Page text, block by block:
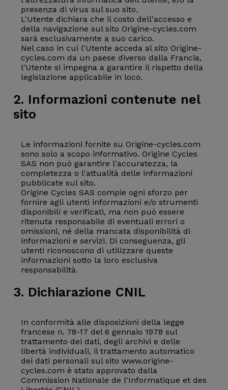
presenza di virus sul suo sito.
L'Utente dichiara che il costo dell'accesso e
della navigazione sul sito Origine-cycles.com
sarà esclusivamente a suo carico.
Nel caso in cui l'Utente acceda al sito Origine-
cycles.com da un paese diverso dalla Francia,
l'Utente si impegna a garantire il rispetto della
legislazione applicabile in loco.
2. Informazioni contenute nel
sito
Le informazioni fornite su Origine-cycles.com
sono solo a scopo informativo. Origine Cycles
SAS non può garantire l'accuratezza, la
completezza o l'attualità delle informazioni
pubblicate sul sito.
Origine Cycles SAS compie ogni sforzo per
fornire agli utenti informazioni e/o strumenti
disponibili e verificati, ma non può essere
ritenuta responsabile di eventuali errori o
omissioni, né della mancata disponibilità di
informazioni e servizi. Di conseguenza, gli
utenti riconoscono di utilizzare queste
informazioni sotto la loro esclusiva
responsabilità.
3. Dichiarazione CNIL
In conformità alle disposizioni della legge
francese n. 78-17 del 6 gennaio 1978 sul
trattamento dei dati, degli archivi e delle
libertà individuali, il trattamento automatico
dei dati personali sul sito www.origine-
cycles.com è stato approvato dalla
Commission Nationale de l'Informatique et des